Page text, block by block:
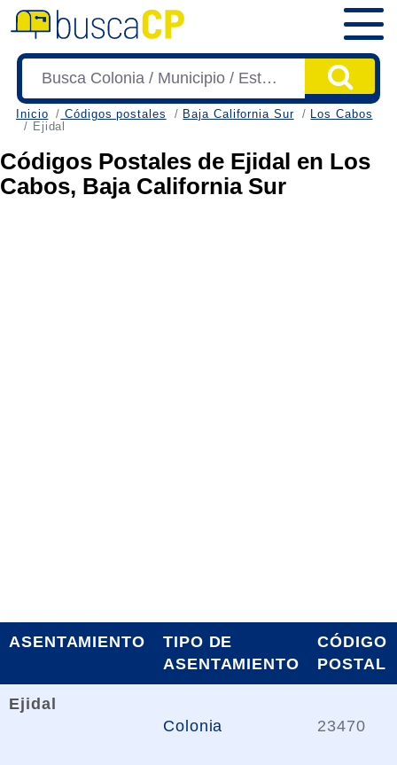
Inicio Códigos postales Baja California Sur
Los Cabos
Ejidal
Códigos Postales de Ejidal en Los
Cabos, Baja California Sur
ASENTAMIENTO
TIPO DE
ASENTAMIENTO
CÓDIGO
POSTAL
Ejidal
Colonia
23470